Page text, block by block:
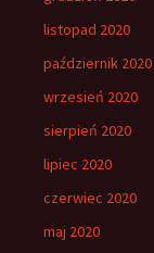
listopad 2020
październik 2020
wrzesień 2020
sierpień 2020
lipiec 2020
czerwiec 2020
maj 2020